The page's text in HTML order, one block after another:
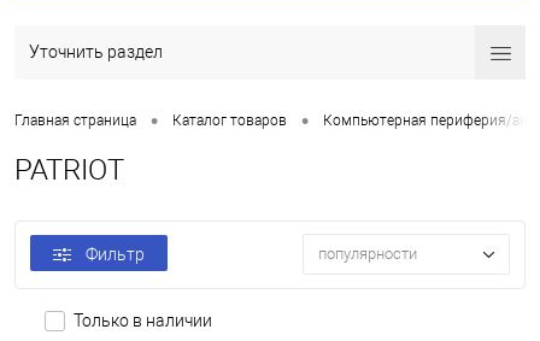
Уточнить раздел
Главная страница • Каталог товаров • Компьютерная периферия/
PATRIOT
Фильтр популярности
Только в наличии